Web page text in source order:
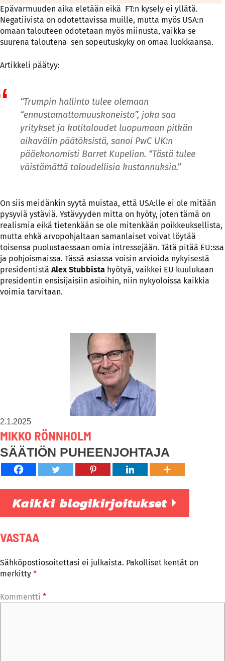
Epävarmuuden aika eletään eikä FT:n kysely ei yllätä.
Negatiivista on odotettavissa muille, mutta myös USA:n
omaan talouteen odotetaan myös miinusta, vaikka se
suurena taloutena sen sopeutuskyky on omaa luokkaansa.
Artikkeli päätyy:
“Trumpin hallinto tulee olemaan
“ennustamattomuuskoneisto”, joka saa
yritykset ja kotitaloudet luopumaan pitkän
aikavälin päätöksistä, sanoi PwC UK:n
pääekonomisti Barret Kupelian. “Tästä tulee
väistämättä taloudellisia kustannuksia.”
On siis meidänkin syytä muistaa, että USA:lle ei ole mitään
pysyviä ystäviä. Ystävyyden mitta on hyöty, joten tämä on
realismia eikä tietenkään se ole mitenkään poikkeuksellista,
mutta ehkä arvopohjaltaan samanlaiset voivat löytää
toisensa puolustaessaan omia intressejään. Tätä pitää EU:ssa
ja pohjoismaissa. Tässä asiassa voisin arvioida nykyisestä
presidentistä Alex Stubbista hyötyä, vaikkei EU kuulukaan
presidentin ensisijaisiin asioihin, niin nykyoloissa kaikkia
voimia tarvitaan.
2.1.2025
MIKKO RÖNNHOLM
SÄÄTIÖN PUHEENJOHTAJA
Kaikki blogikirjoitukset
VASTAA
Sähköpostiosoitettasi ei julkaista. Pakolliset kentät on
merkitty *
Kommentti *